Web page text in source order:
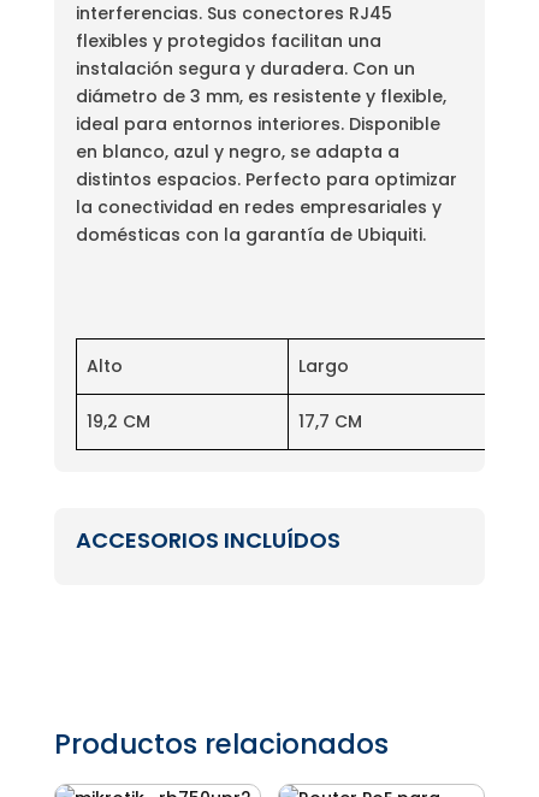
interferencias. Sus conectores RJ45
flexibles y protegidos facilitan una
instalación segura y duradera. Con un
diámetro de 3 mm, es resistente y flexible,
ideal para entornos interiores. Disponible
en blanco, azul y negro, se adapta a
distintos espacios. Perfecto para optimizar
la conectividad en redes empresariales y
domésticas con la garantía de Ubiquiti.
Alto Largo
19,2 CM 17,7 CM
ACCESORIOS INCLUÍDOS
Productos relacionados